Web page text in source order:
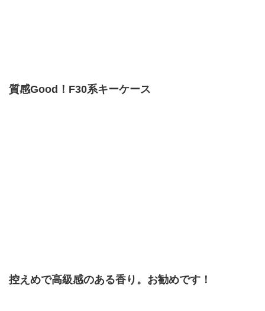
質感Good！F30系キーケース
控えめで高級感のある香り。お勧めです！